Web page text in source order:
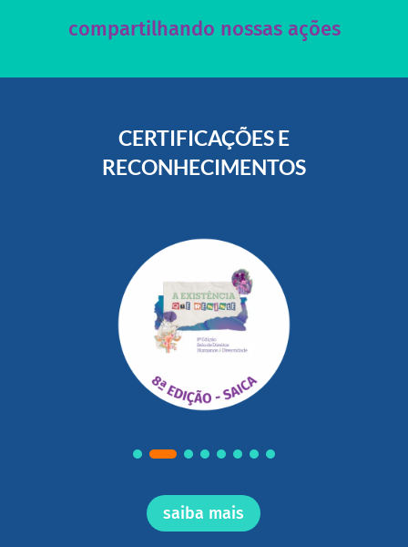
compartilhando nossas ações
CERTIFICAÇÕES E
RECONHECIMENTOS
saiba mais